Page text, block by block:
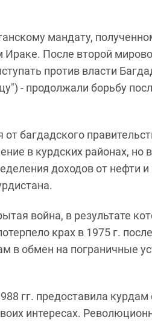
мандату,
Ираке. После второй
против власти
- продолжали борьбу
от багдадского
в курдских районах,
доходов от нефти
война, в результате
крах в 1975 г.
в обмен на пограничные
гг. предоставила
интересах.